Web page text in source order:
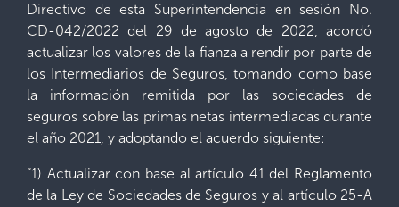
Directivo de esta Superintendencia en sesión No.
CD-042/2022 del 29 de agosto de 2022, acordó
actualizar los valores de la fianza a rendir por parte de
los Intermediarios de Seguros, tomando como base
la información remitida por las sociedades de
seguros sobre las primas netas intermediadas durante
el año 2021, y adoptando el acuerdo siguiente:
“1) Actualizar con base al artículo 41 del Reglamento
de la Ley de Sociedades de Seguros y al artículo 25-A